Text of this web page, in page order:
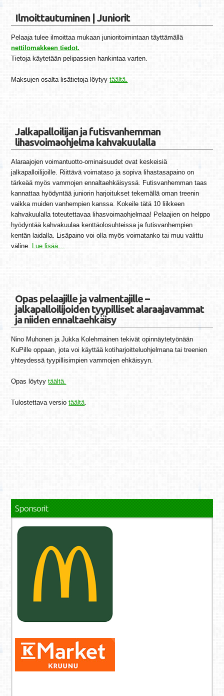
Ilmoittautuminen | Juniorit
Pelaaja tulee ilmoittaa mukaan junioritoimintaan täyttämällä
nettilomakkeen tiedot.
Tietoja käytetään pelipassien hankintaa varten.
Maksujen osalta lisätietoja löytyytäältä.
Jalkapalloilijan ja futisvanhemman
lihasvoimaohjelma kahvakuulalla
Alaraajojen voimantuotto-ominaisuudet ovat keskeisiä
jalkapalloilijoille. Riittävä voimataso ja sopiva lihastasapaino on
tärkeää myös vammojen ennaltaehkäisyssä. Futisvanhemman taas
kannattaa hyödyntää juniorin harjoitukset tekemällä oman treenin
vaikka muiden vanhempien kanssa. Kokeile tätä 10 liikkeen
kahvakuulalla toteutettavaa lihasvoimaohjelmaa! Pelaajien on helppo
hyödyntää kahvakuulaa kenttäolosuhteissa ja futisvanhempien
kentän laidalla. Lisäpaino voi olla myös voimatanko tai muu valittu
väline. Lue lisää…
Opas pelaajille ja valmentajille –
jalkapalloilijoiden tyypilliset alaraajavammat
ja niiden ennaltaehkäisy
Nino Muhonen ja Jukka Kolehmainen tekivät opinnäytetyönään
KuPille oppaan, jota voi käyttää kotiharjoitteluohjelmana tai treenien
yhteydessä tyypillisimpien vammojen ehkäisyyn.
Opas löytyytäältä.
Tulostettava versiotäältä.
Sponsorit